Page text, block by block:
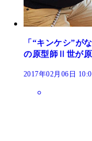
「“キンケシ”が
の原型師Ⅱ世が
2017年02月06日